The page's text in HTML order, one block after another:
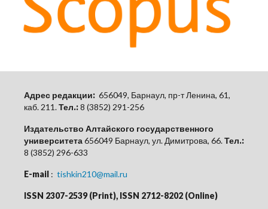
Адрес редакции: 656049, Барнаул, пр-т Ленина, 61,
каб. 211.Тел.:8 (3852) 291-256
Издательство Алтайского государственного
университета656049 Барнаул, ул. Димитрова, 66.Тел.:
8 (3852) 296-633
E-mail : tishkin210@mail.ru
ISSN 2307-2539 (Print), ISSN 2712-8202 (Online)